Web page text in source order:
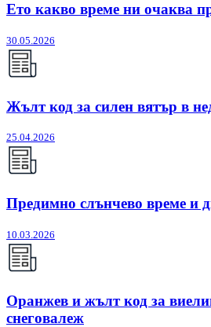
Ето какво време ни очаква
30.05.2026
Жълт код за силен вятър в
25.04.2026
Предимно слънчево време и
10.03.2026
Оранжев и жълт код за
снеговалеж